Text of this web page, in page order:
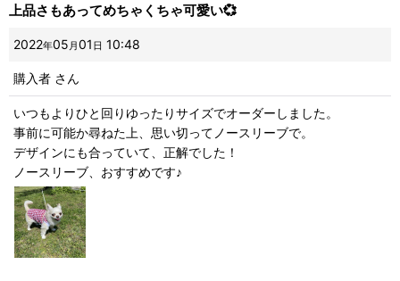
上品さもあってめちゃくちゃ可愛い💞
2022年05 月01 日 10:48
購入者 さん
いつもよりひと回りゆったりサイズでオーダーしました。
事前に可能か尋ねた上、思い切ってノースリーブで。
デザインにも合っていて、正解でした！
ノースリーブ、おすすめです♪